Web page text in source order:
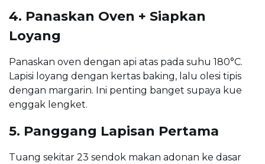
4. Panaskan Oven + Siapkan
Loyang
Panaskan oven dengan api atas pada suhu 180°C.
Lapisi loyang dengan kertas baking, lalu olesi tipis
dengan margarin. Ini penting banget supaya kue
enggak lengket.
5. Panggang Lapisan Pertama
Tuang sekitar 23 sendok makan adonan ke dasar